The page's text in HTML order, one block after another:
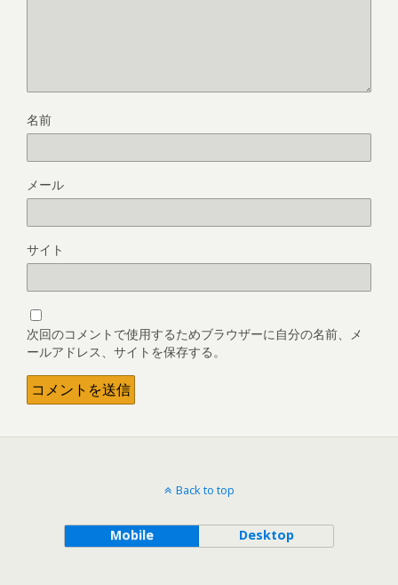
名前
メール
サイト
次回のコメントで使用するためブラウザーに自分の名前、メ
ールアドレス、サイトを保存する。
Back to top
Mobile Desktop